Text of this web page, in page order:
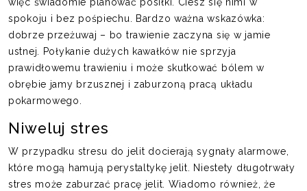
spokoju i bez pośpiechu. Bardzo ważna wskazówka:
dobrze przeżuwaj – bo trawienie zaczyna się w jamie
ustnej. Połykanie dużych kawałków nie sprzyja
prawidłowemu trawieniu i może skutkować bólem w
obrębie jamy brzusznej i zaburzoną pracą układu
pokarmowego.
Niweluj stres
W przypadku stresu do jelit docierają sygnały alarmowe,
które mogą hamują perystaltykę jelit. Niestety długotrwały
stres może zaburzać pracę jelit. Wiadomo również, że